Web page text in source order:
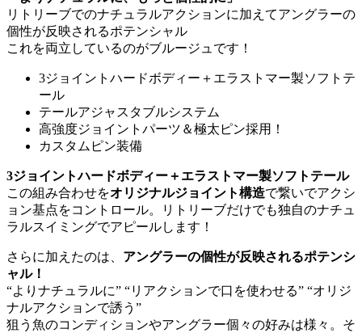
リトリーブでのナチュラルアクションに加えてアングラーの
個性が反映されるポテンシャル
これを両立しているのがブルージュです！
3ジョイントハードボディー＋エラストマー製ソフトテ
ール
テールアジャスタブルシステム
高強度ジョイントパーツ＆極太ピン採用！
カスタムピン装備
3ジョイントハードボディー＋エラストマー製ソフトテール
この組み合わせをオリジナルジョイント構造で繋いでアクシ
ョン基点をコントロール。リトリーブだけでも独自のナチュ
ラルスイミングでアピールします！
さらに加えたのは、 アングラーの個性が反映されるポテンシ
ャル！
“よりナチュラルに” “リアクションで口を使わせる” “オリジ
ナルアクションで誘う”
狙う魚のコンディションやアングラー個々の好みは様々。そ